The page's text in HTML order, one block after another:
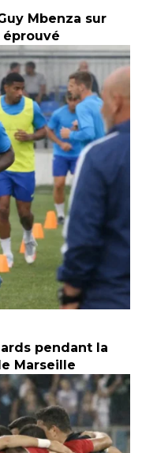
Mbenza sur
pendant la
Marseille